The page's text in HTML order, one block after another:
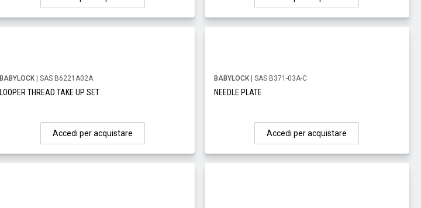
BABYLOCK | SAS B6221A02A
LOOPER THREAD TAKE UP SET
Accedi per acquistare
BABYLOCK| SAS B371-03A-C
NEEDLE PLATE
Accedi per acquistare